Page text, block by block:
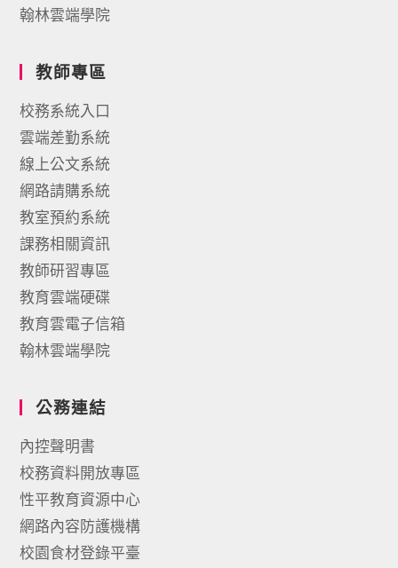
翰林雲端學院
教師專區
校務系統入口
雲端差勤系統
線上公文系統
網路請購系統
教室預約系統
課務相關資訊
教師研習專區
教育雲端硬碟
教育雲電子信箱
翰林雲端學院
公務連結
內控聲明書
校務資料開放專區
性平教育資源中心
網路內容防護機構
校園食材登錄平臺